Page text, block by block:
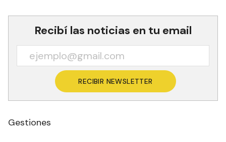
Recibí las noticias en tu email
RECIBIR NEWSLETTER
Gestiones